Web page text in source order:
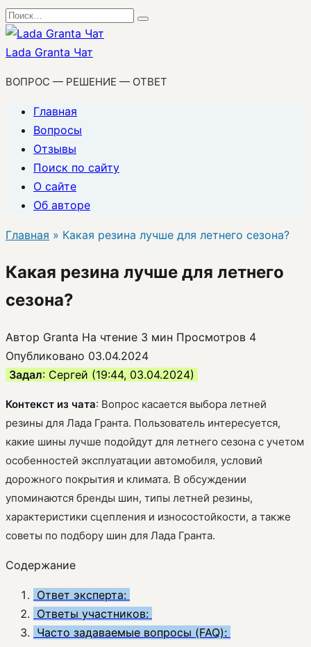
Перейти
к
содержанию
Search
for:
Lada Granta Чат
ВОПРОС — РЕШЕНИЕ — ОТВЕТ
Главная
Вопросы
Отзывы
Поиск по сайту
О сайте
Об авторе
Главная » Какая резина лучше для летнего сезона?
Какая резина лучше для летнего
сезона?
Автор Granta На чтение 3 мин Просмотров 4
Опубликовано 03.04.2024
Задал: Сергей (19:44, 03.04.2024)
Контекст из чата: Вопрос касается выбора летней
резины для Лада Гранта. Пользователь интересуется,
какие шины лучше подойдут для летнего сезона с учетом
особенностей эксплуатации автомобиля, условий
дорожного покрытия и климата. В обсуждении
упоминаются бренды шин, типы летней резины,
характеристики сцепления и износостойкости, а также
советы по подбору шин для Лада Гранта.
Содержание
Ответ эксперта:
Ответы участников:
Часто задаваемые вопросы (FAQ):